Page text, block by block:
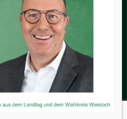
Jugend
Stiftung
‐ ein